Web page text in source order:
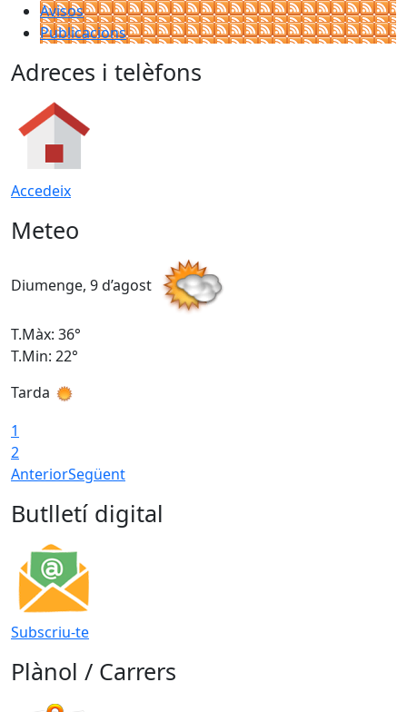
Avisos
Publicacions
Adreces i telèfons
Accedeix
Meteo
Diumenge, 9 d’agost
T.Màx: 36°
T.Min: 22°
Tarda
1
2
AnteriorSegüent
Butlletí digital
Subscriu-te
Plànol / Carrers